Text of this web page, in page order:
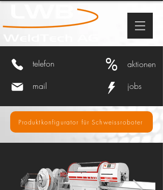
telefon
mail
%
aktionen
jobs
Produktkonfigurator für Schweissroboter